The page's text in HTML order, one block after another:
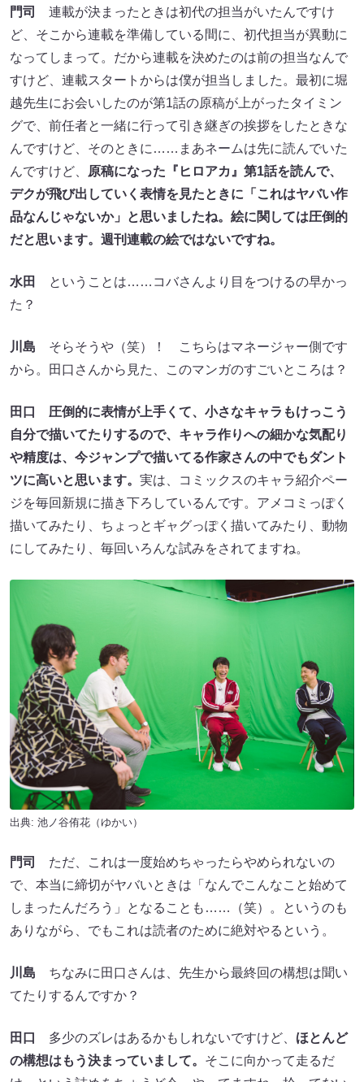
門司
連載が決まったときは初代の担当がいたんですけ
ど、そこから連載を準備している間に、初代担当が異動に
なってしまって。だから連載を決めたのは前の担当なんで
すけど、連載スタートからは僕が担当しました。最初に堀
越先生にお会いしたのが第1話の原稿が上がったタイミン
グで、前任者と一緒に行って引き継ぎの挨拶をしたときな
んですけど、そのときに……まあネームは先に読んでいた
んですけど、
原稿になった『ヒロアカ』第1話を読んで、
デクが飛び出していく表情を見たときに「これはヤバい作
品なんじゃないか」と思いましたね。絵に関しては圧倒的
だと思います。週刊連載の絵ではないですね。
水田
ということは……コバさんより目をつけるの早かっ
た？
川島 そらそうや（笑）！ こちらはマネージャー側です
から。田口さんから見た、このマンガのすごいところは？
田口
圧倒的に表情が上手くて、小さなキャラもけっこう
自分で描いてたりするので、キャラ作りへの細かな気配り
や精度は、今ジャンプで描いてる作家さんの中でもダント
ツに高いと思います。 実は、コミックスのキャラ紹介ペー
ジを毎回新規に描き下ろしているんです。アメコミっぽく
描いてみたり、ちょっとギャグっぽく描いてみたり、動物
にしてみたり、毎回いろんな試みをされてますね。
出典: 池ノ谷侑花（ゆかい）
門司
ただ、これは一度始めちゃったらやめられないの
で、本当に締切がヤバいときは「なんでこんなこと始めて
しまったんだろう」となることも……（笑）。というのも
ありながら、でもこれは読者のために絶対やるという。
川島 ちなみに田口さんは、先生から最終回の構想は聞い
てたりするんですか？
田口 多少のズレはあるかもしれないですけど、 ほとんど
の構想はもう決まっていまして。 そこに向かって走るだ